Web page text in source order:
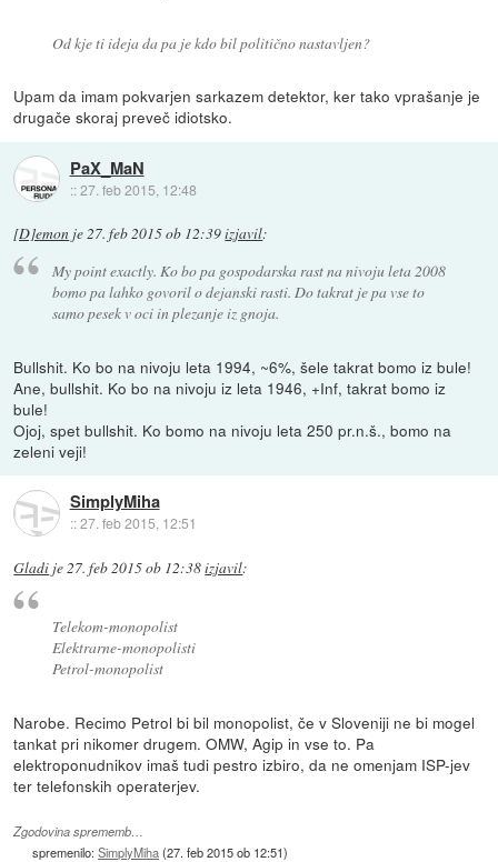
Od kje ti ideja da pa je kdo bil politično nastavljen?
Upam da imam pokvarjen sarkazem detektor, ker tako vprašanje je
drugače skoraj preveč idiotsko.
PaX_MaN
::27. feb 2015, 12:48
[D]emon je27. feb 2015 ob 12:39izjavil:
My point exactly. Ko bo pa gospodarska rast na nivoju leta 2008
bomo pa lahko govoril o dejanski rasti. Do takrat je pa vse to
samo pesek v oci in plezanje iz gnoja.
Bullshit. Ko bo na nivoju leta 1994, ~6%, šele takrat bomo iz bule!
Ane, bullshit. Ko bo na nivoju iz leta 1946, +Inf, takrat bomo iz
bule!
Ojoj, spet bullshit. Ko bomo na nivoju leta 250 pr.n.š., bomo na
zeleni veji!
SimplyMiha
::27. feb 2015, 12:51
Gladi je27. feb 2015 ob 12:38izjavil:
Telekom-monopolist
Elektrarne-monopolisti
Petrol-monopolist
Narobe. Recimo Petrol bi bil monopolist, če v Sloveniji ne bi mogel
tankat pri nikomer drugem. OMW, Agip in vse to. Pa
elektroponudnikov imaš tudi pestro izbiro, da ne omenjam ISP-jev
ter telefonskih operaterjev.
Zgodovina sprememb…
spremenilo:SimplyMiha(27. feb 2015 ob 12:51)